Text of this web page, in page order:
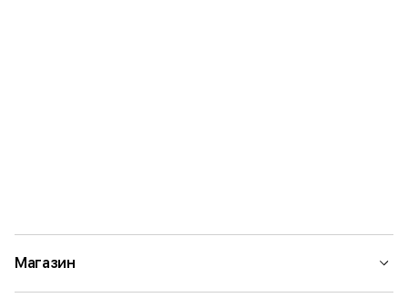
Магазин